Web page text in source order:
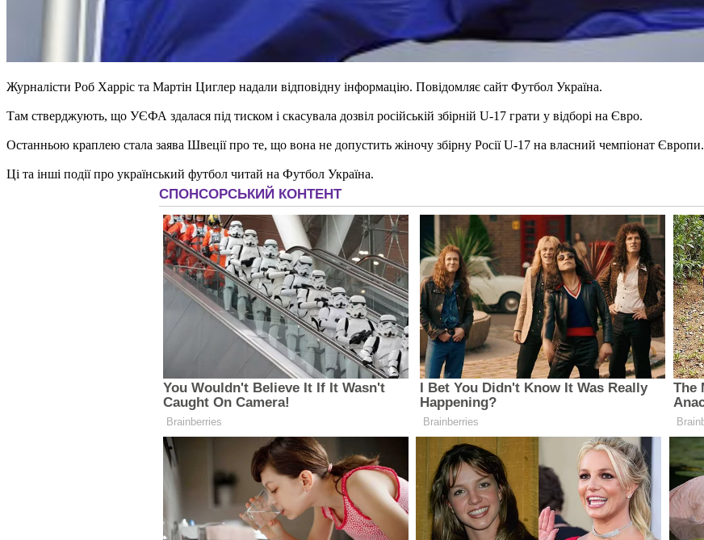
Журналісти Роб Харріс та Мартін Циглер надали відповідну інформацію. Повідомляє сайт Футбол Україна.
Там стверджують, що УЄФА здалася під тиском і скасувала дозвіл російській збірній U-17 грати у відборі на Євро.
Останньою краплею стала заява Швеції про те, що вона не допустить жіночу збірну Росії U-17 на власний чемпіонат Європи.
Ці та інші події про український футбол читай на Футбол Україна.